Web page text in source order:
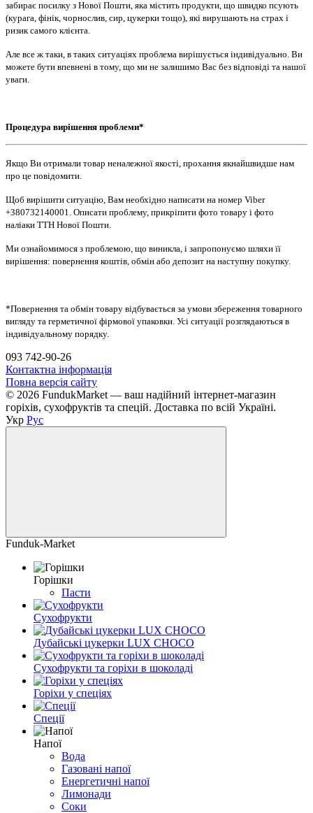
забирає посилку з Нової Пошти, яка містить продукти, що швидко псують
(курага, фінік, чорнослив, сир, цукерки тощо), які вирушають на страх і
ризик самого клієнта.
Але все ж таки, в таких ситуаціях проблема вирішується індивідуально. Ви
можете бути впевнені в тому, що ми не залишимо Вас без відповіді та нашої
уваги.
Процедура вирішення проблеми*
Якщо Ви отримали товар неналежної якості, прохання якнайшвидше нам
про це повідомити.
Щоб вирішити ситуацію, Вам необхідно написати на номер Viber
+380732140001. Описати проблему, прикріпити фото товару і фото
наліаки ТТН Нової Пошти.
Ми ознайомимося з проблемою, що виникла, і запропонуємо шляхи її
вирішення: повернення коштів, обмін або депозит на наступну покупку.
*Повернення та обмін товару відбувається за умови збереження товарного
вигляду та герметичної фірмової упаковки. Усі ситуації розглядаються в
індивідуальному порядку.
093 742-90-26
Контактна інформація
Повна версія сайту
© 2026 FundukMarket — ваш надійний інтернет-магазин
горіхів, сухофруктів та спецій. Доставка по всій Україні.
Укр Рус
Funduk-Market
Горішки
Пасти
Сухофрукти
Дубайські цукерки LUX CHOCO
Сухофрукти та горіхи в шоколаді
Горіхи у спеціях
Спеції
Напої
Вода
Газовані напої
Енергетичні напої
Лимонади
Соки